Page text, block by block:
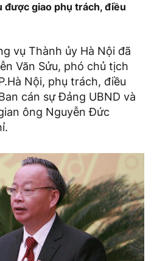
được giao phụ trách, điều
vụ Thành ủy Hà Nội đã
Văn Sửu, phó chủ tịch
Nội, phụ trách, điều
cán sự Đảng UBND và
ông Nguyễn Đức